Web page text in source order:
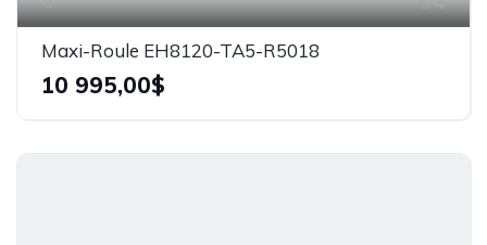
Maxi-Roule EH8120-TA5-R5018
10 995,00$